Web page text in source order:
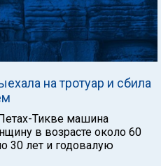
на тротуар и сбила
Тикве машина
в возрасте около 60
30 лет и годовалую